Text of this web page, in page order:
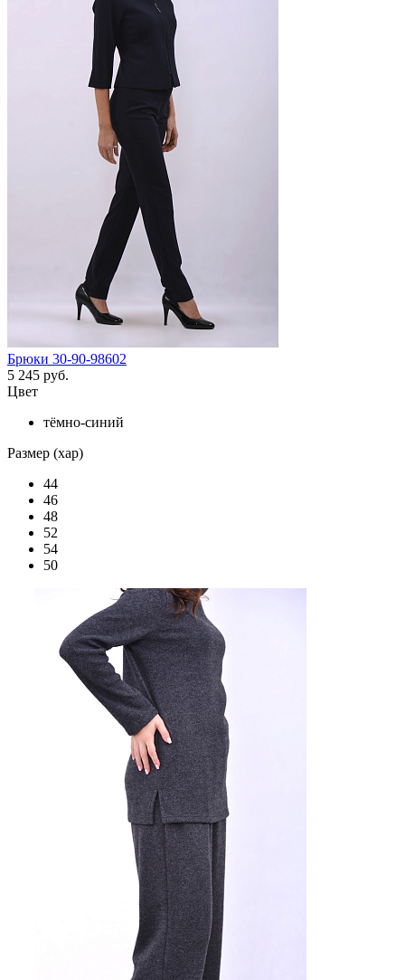
Брюки 30-90-98602
5 245 руб.
Цвет
тёмно-синий
Размер (хар)
44
46
48
52
54
50